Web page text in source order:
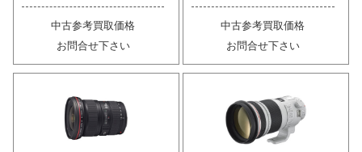
中古参考買取価格
お問合せ下さい
中古参考買取価格
お問合せ下さい